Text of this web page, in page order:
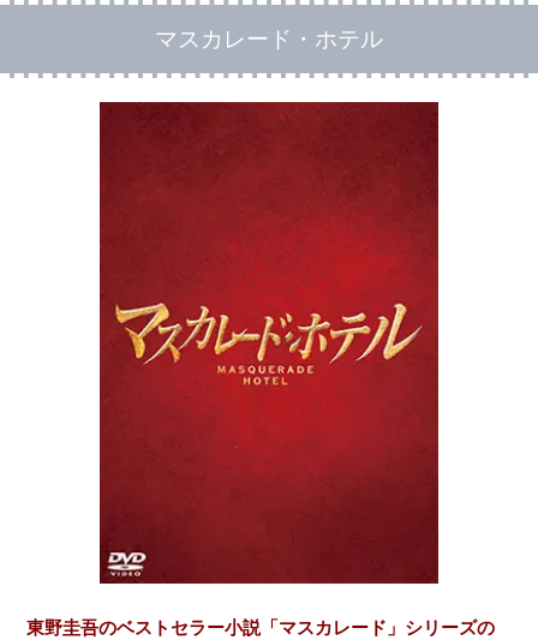
マスカレード・ホテル
東野圭吾のベストセラー小説「マスカレード」シリーズの